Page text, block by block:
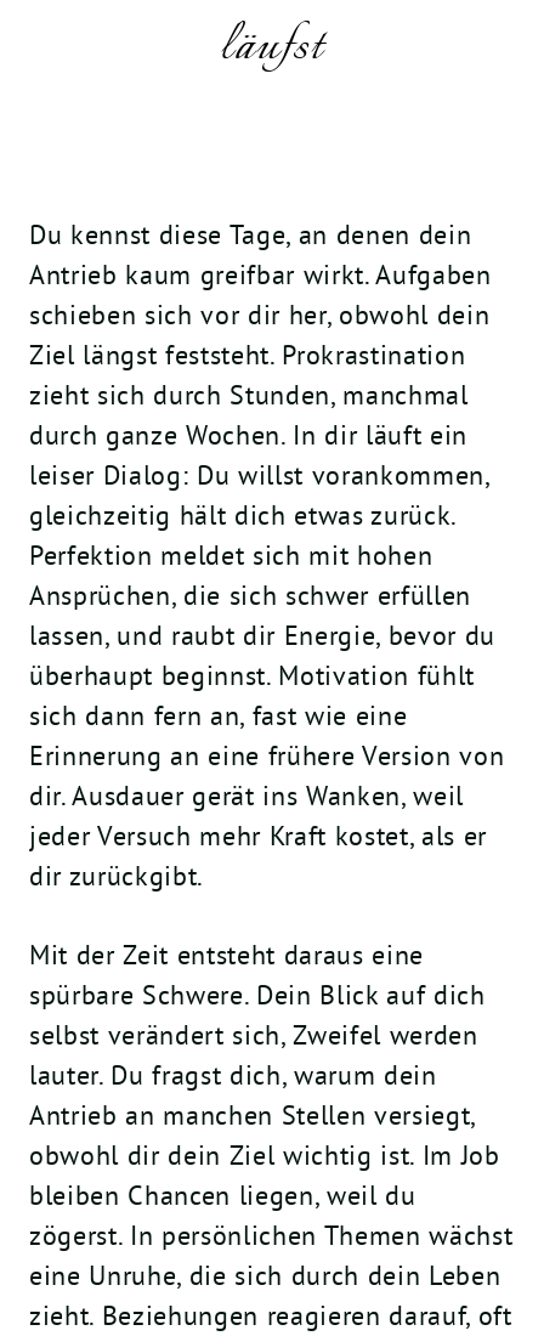
läufst
Du kennst diese Tage, an denen dein
Antrieb kaum greifbar wirkt. Aufgaben
schieben sich vor dir her, obwohl dein
Ziel längst feststeht. Prokrastination
zieht sich durch Stunden, manchmal
durch ganze Wochen. In dir läuft ein
leiser Dialog: Du willst vorankommen,
gleichzeitig hält dich etwas zurück.
Perfektion meldet sich mit hohen
Ansprüchen, die sich schwer erfüllen
lassen, und raubt dir Energie, bevor du
überhaupt beginnst. Motivation fühlt
sich dann fern an, fast wie eine
Erinnerung an eine frühere Version von
dir. Ausdauer gerät ins Wanken, weil
jeder Versuch mehr Kraft kostet, als er
dir zurückgibt.
Mit der Zeit entsteht daraus eine
spürbare Schwere. Dein Blick auf dich
selbst verändert sich, Zweifel werden
lauter. Du fragst dich, warum dein
Antrieb an manchen Stellen versiegt,
obwohl dir dein Ziel wichtig ist. Im Job
bleiben Chancen liegen, weil du
zögerst. In persönlichen Themen wächst
eine Unruhe, die sich durch dein Leben
zieht. Beziehungen reagieren darauf, oft